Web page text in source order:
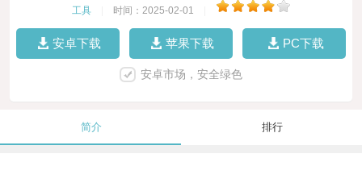
工具 时间：2025-02-01
安卓下载 苹果下载 PC下载
安卓市场，安全绿色
简介 排行